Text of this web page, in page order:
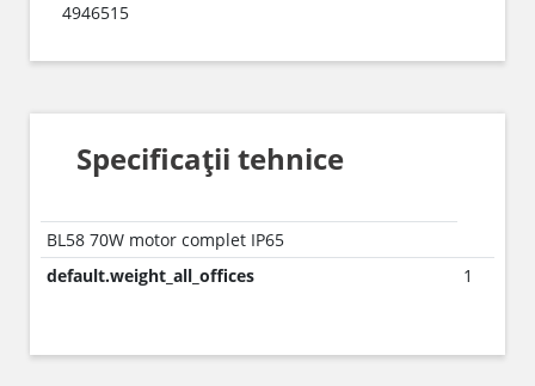
4946515
Specificații tehnice
BL58 70W motor complet IP65
default.weight_all_offices
1